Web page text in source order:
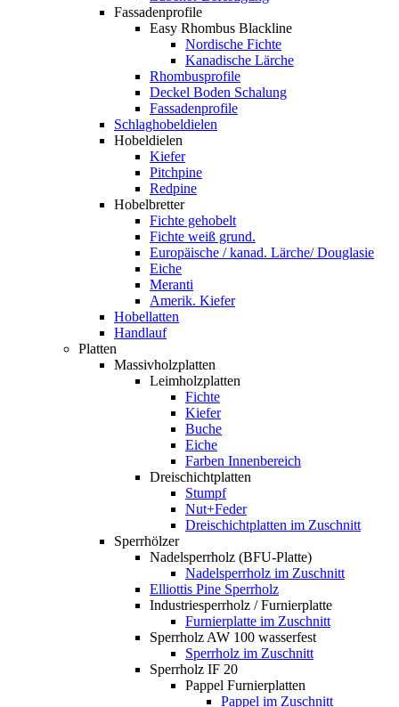
Fassadenprofile
Easy Rhombus Blackline
Nordische Fichte
Kanadische Lärche
Rhombusprofile
Deckel Boden Schalung
Fassadenprofile
Schlaghobeldielen
Hobeldielen
Kiefer
Pitchpine
Redpine
Hobelbretter
Fichte gehobelt
Fichte weiß grund.
Europäische / kanad. Lärche/ Douglasie
Eiche
Meranti
Amerik. Kiefer
Hobellatten
Handlauf
Platten
Massivholzplatten
Leimholzplatten
Fichte
Kiefer
Buche
Eiche
Farben Innenbereich
Dreischichtplatten
Stumpf
Nut+Feder
Dreischichtplatten im Zuschnitt
Sperrhölzer
Nadelsperrholz (BFU-Platte)
Nadelsperrholz im Zuschnitt
Elliottis Pine Sperrholz
Industriesperrholz / Furnierplatte
Furnierplatte im Zuschnitt
Sperrholz AW 100 wasserfest
Sperrholz im Zuschnitt
Sperrholz IF 20
Pappel Furnierplatten
Pappel im Zuschnitt